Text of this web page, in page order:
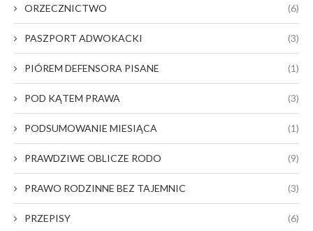
ORZECZNICTWO (6)
PASZPORT ADWOKACKI (3)
PIÓREM DEFENSORA PISANE (1)
POD KĄTEM PRAWA (3)
PODSUMOWANIE MIESIĄCA (1)
PRAWDZIWE OBLICZE RODO (9)
PRAWO RODZINNE BEZ TAJEMNIC (3)
PRZEPISY (6)